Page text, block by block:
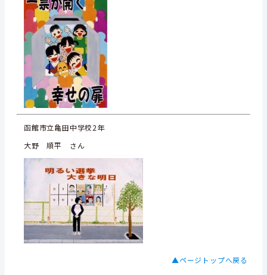
函館市立亀田中学校2年
大野 順平 さん
▲ページトップへ戻る